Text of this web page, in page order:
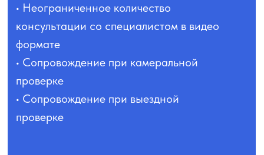
• Неограниченное количество
консультации со специалистом в видео
формате
• Сопровождение при камеральной
проверке
• Сопровождение при выездной
проверке